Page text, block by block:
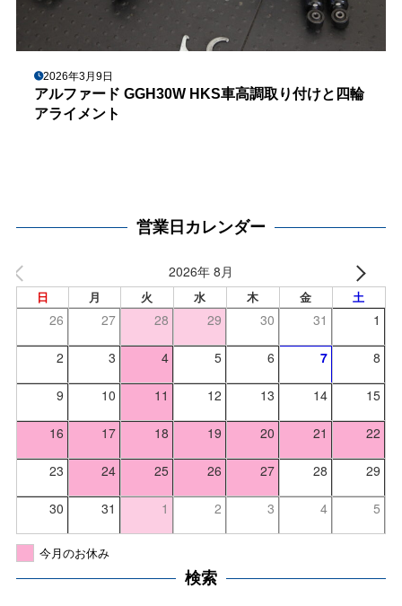
2026年3月9日
アルファード GGH30W HKS車高調取り付けと四輪
アライメント
営業日カレンダー
2026年 8月
日 月 火 水 木 金 土
26 27 28 29 30 31 1
2 3 4 5 6 7 8
9 10 11 12 13 14 15
16 17 18 19 20 21 22
23 24 25 26 27 28 29
30 31 1 2 3 4 5
今月のお休み
検索